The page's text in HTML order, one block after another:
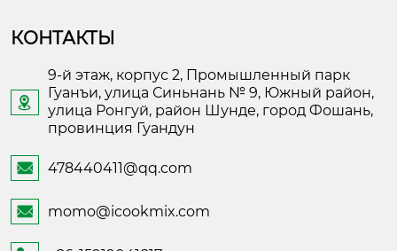
КОНТАКТЫ

9-й этаж, корпус 2, Промышленный парк
Гуанъи, улица Синьнань № 9, Южный район,
улица Ронгуй, район Шунде, город Фошань,
провинция Гуандун
 478440411@qq.com
 momo@icookmix.com